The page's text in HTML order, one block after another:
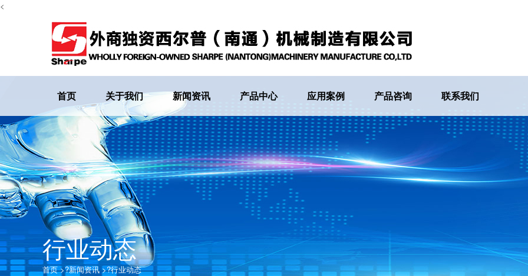
<
首页 关于我们 新闻资讯 产品中心 应用案例 产品咨询 联系我们
行业动态
首页 >?新闻资讯 >?行业动态